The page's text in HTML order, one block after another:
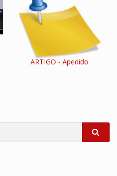
ARTIGO - Apedido